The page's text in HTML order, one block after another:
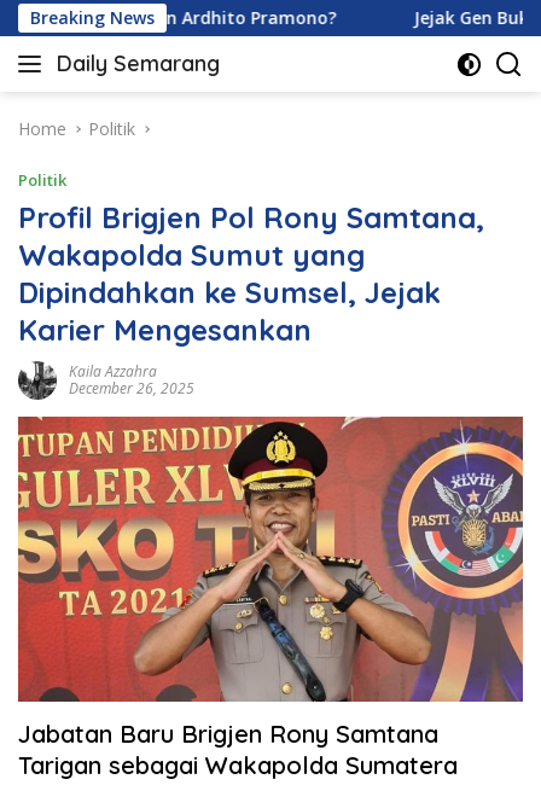
Skip
to
content
Breaking News
dan Ardhito Pramono? Jejak Gen Buka
Daily Semarang
"Semarang
Ini:
Terkini
untuk
Anda"
Home Politik
Politik
Profil Brigjen Pol Rony Samtana,
Wakapolda Sumut yang
Dipindahkan ke Sumsel, Jejak
Karier Mengesankan
Kaila Azzahra
December 26, 2025
Jabatan Baru Brigjen Rony Samtana
Tarigan sebagai Wakapolda Sumatera